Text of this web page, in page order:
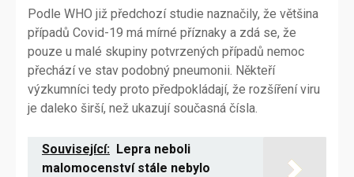
Podle WHO již předchozí studie naznačily, že většina
případů Covid-19 má mírné příznaky a zdá se, že
pouze u malé skupiny potvrzených případů nemoc
přechází ve stav podobný pneumonii. Někteří
výzkumníci tedy proto předpokládají, že rozšíření viru
je daleko širší, než ukazují současná čísla.
Související: Lepra neboli
malomocenství stále nebylo